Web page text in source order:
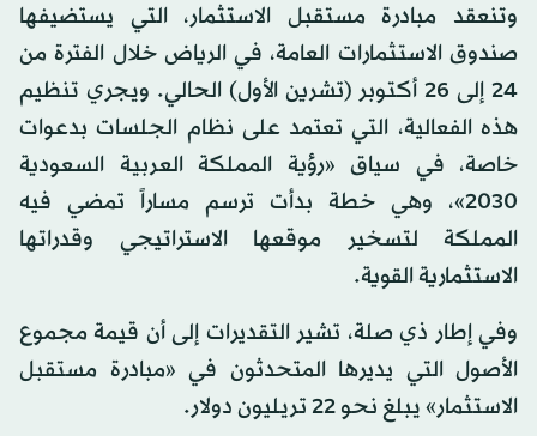
وتنعقد مبادرة مستقبل الاستثمار، التي يستضيفها
صندوق الاستثمارات العامة، في الرياض خلال الفترة من
24 إلى 26 أكتوبر (تشرين الأول) الحالي. ويجري تنظيم
هذه الفعالية، التي تعتمد على نظام الجلسات بدعوات
خاصة، في سياق «رؤية المملكة العربية السعودية
2030»، وهي خطة بدأت ترسم مساراً تمضي فيه
المملكة لتسخير موقعها الاستراتيجي وقدراتها
الاستثمارية القوية.
وفي إطار ذي صلة، تشير التقديرات إلى أن قيمة مجموع
الأصول التي يديرها المتحدثون في «مبادرة مستقبل
الاستثمار» يبلغ نحو 22 تريليون دولار.